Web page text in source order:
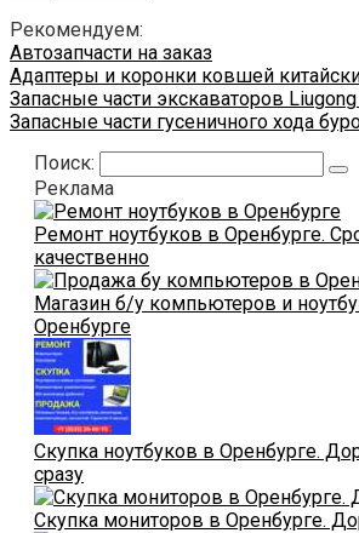
Рекомендуем:
Автозапчасти на заказ
Адаптеры и коронки ковшей
Запасные части экскаваторов
Запасные части гусеничного хода
Поиск:
Реклама
Ремонт ноутбуков в Оренбурге.
качественно
Магазин б/у компьютеров и
Оренбурге
Скупка ноутбуков в Оренбурге.
сразу
Скупка мониторов в Оренбурге.